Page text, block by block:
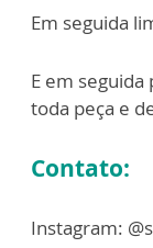
Em seguida
E em seguida
toda peça e
Contato:
Instagram: